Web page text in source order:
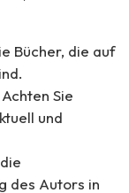
Bücher, die auf
Achten Sie
und
des Autors in